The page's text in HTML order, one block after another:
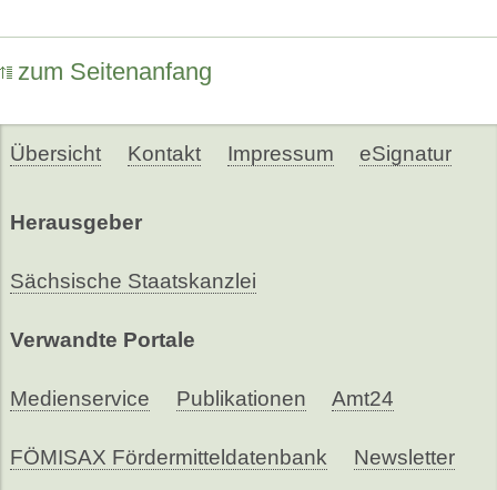
zum Seitenanfang
Übersicht Kontakt Impressum eSignatur
Herausgeber
Sächsische Staatskanzlei
Verwandte Portale
Medienservice Publikationen Amt24
FÖMISAX Fördermitteldatenbank Newsletter